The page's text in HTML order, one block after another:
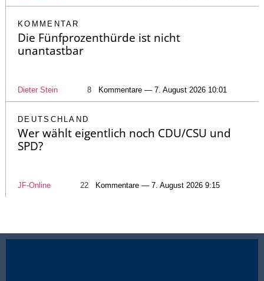
KOMMENTAR
Die Fünfprozenthürde ist nicht
unantastbar
Dieter Stein 8 Kommentare — 7. August 2026 10:01
DEUTSCHLAND
Wer wählt eigentlich noch CDU/CSU und
SPD?
JF-Online 22 Kommentare — 7. August 2026 9:15